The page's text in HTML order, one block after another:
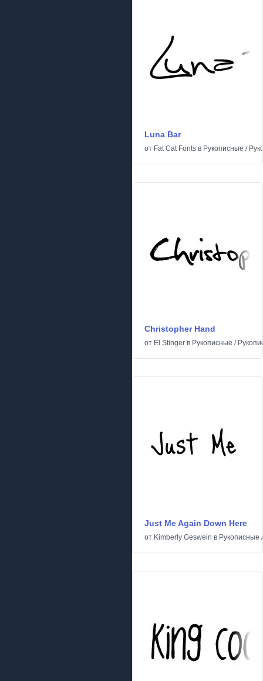
Luna Bar
от Fat Cat Fonts в Рукописные /
Christopher Hand
от El Stinger в Рукописные /
Just Me Again Down Here
от Kimberly Geswein в Рукописные